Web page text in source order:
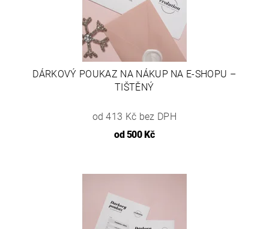
DÁRKOVÝ POUKAZ NA NÁKUP NA E-SHOPU –
TIŠTĚNÝ
od 413 Kč bez DPH
od 500 Kč